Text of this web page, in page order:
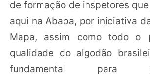
de formação de inspetores
aqui na Abapa, por iniciativa
Mapa, assim como todo o
qualidade do algodão
fundamental para